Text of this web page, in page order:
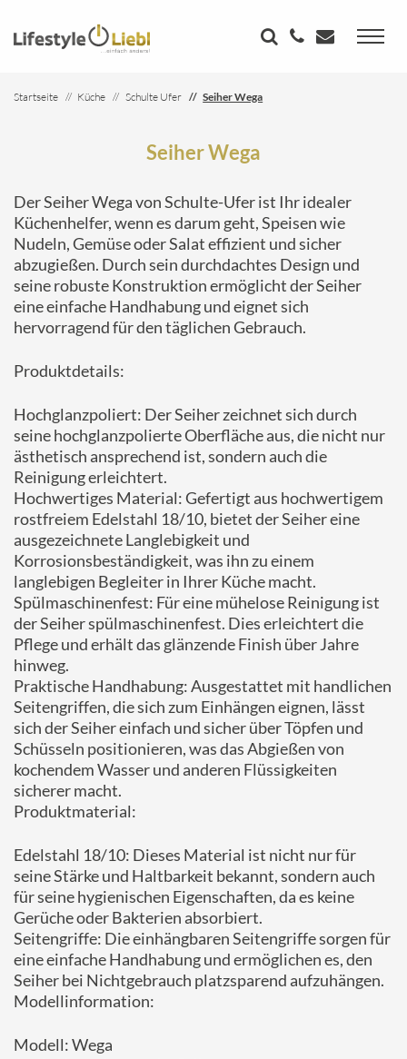
Startseite Küche Schulte Ufer Seiher Wega
Seiher Wega
Der Seiher Wega von Schulte-Ufer ist Ihr idealer
Küchenhelfer, wenn es darum geht, Speisen wie
Nudeln, Gemüse oder Salat effizient und sicher
abzugießen. Durch sein durchdachtes Design und
seine robuste Konstruktion ermöglicht der Seiher
eine einfache Handhabung und eignet sich
hervorragend für den täglichen Gebrauch.
Produktdetails:
Hochglanzpoliert: Der Seiher zeichnet sich durch
seine hochglanzpolierte Oberfläche aus, die nicht nur
ästhetisch ansprechend ist, sondern auch die
Reinigung erleichtert.
Hochwertiges Material: Gefertigt aus hochwertigem
rostfreiem Edelstahl 18/10, bietet der Seiher eine
ausgezeichnete Langlebigkeit und
Korrosionsbeständigkeit, was ihn zu einem
langlebigen Begleiter in Ihrer Küche macht.
Spülmaschinenfest: Für eine mühelose Reinigung ist
der Seiher spülmaschinenfest. Dies erleichtert die
Pflege und erhält das glänzende Finish über Jahre
hinweg.
Praktische Handhabung: Ausgestattet mit handlichen
Seitengriffen, die sich zum Einhängen eignen, lässt
sich der Seiher einfach und sicher über Töpfen und
Schüsseln positionieren, was das Abgießen von
kochendem Wasser und anderen Flüssigkeiten
sicherer macht.
Produktmaterial:
Edelstahl 18/10: Dieses Material ist nicht nur für
seine Stärke und Haltbarkeit bekannt, sondern auch
für seine hygienischen Eigenschaften, da es keine
Gerüche oder Bakterien absorbiert.
Seitengriffe: Die einhängbaren Seitengriffe sorgen für
eine einfache Handhabung und ermöglichen es, den
Seiher bei Nichtgebrauch platzsparend aufzuhängen.
Modellinformation:
Modell: Wega